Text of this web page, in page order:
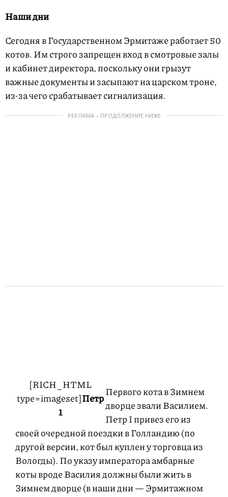
Наши дни
Сегодня в Государственном Эрмитаже работает 50
котов. Им строго запрещен вход в смотровые залы
и кабинет директора, поскольку они грызут
важные документы и засыпают на царском троне,
из-за чего срабатывает сигнализация.
РЕКЛАМА – ПРОДОЛЖЕНИЕ НИЖЕ
[RICH_HTML
type=imageset]Петр
1
Первого кота в Зимнем
дворце звали Василием.
Петр I привез его из
своей очередной поездки в Голландию (по
другой версии, кот был куплен у торговца из
Вологды). По указу императора амбарные
коты вроде Василия должны были жить в
Зимнем дворце (в наши дни — Эрмитажном